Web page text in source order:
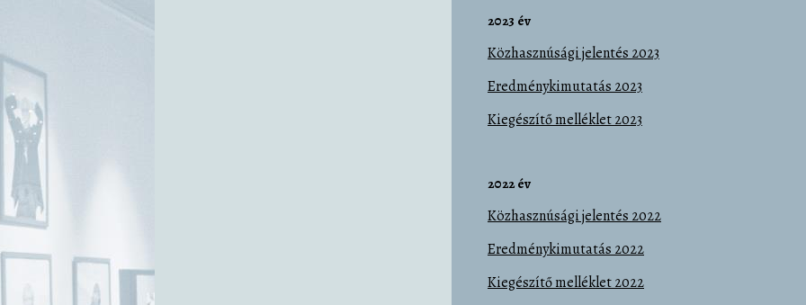
2023 év
Közhasznúsági jelentés 2023
Eredménykimutatás 2023
Kiegészítő melléklet 2023
2022 év
Közhasznúsági jelentés 2022
Eredménykimutatás 2022
Kiegészítő melléklet 2022